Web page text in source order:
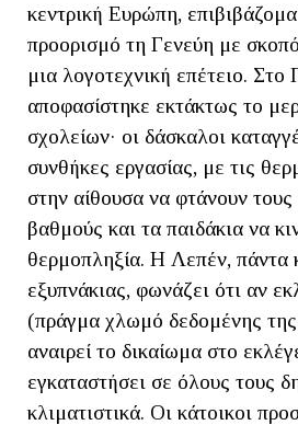
κεντρική Ευρώπη,
προορισμό τη Γενεύη με
μια λογοτεχνική επέτειο. Στο
αποφασίστηκε εκτάκτως το
σχολείων· οι δάσκαλοι
συνθήκες εργασίας, με τις
στην αίθουσα να φτάνουν τους
βαθμούς και τα παιδάκια να
θερμοπληξία. Η Λεπέν, πάντα
εξυπνάκιας, φωνάζει ότι αν
(πράγμα χλωμό δεδομένης της
αναιρεί το δικαίωμα στο
εγκαταστήσει σε όλους τους
κλιματιστικά. Οι κάτοικοι